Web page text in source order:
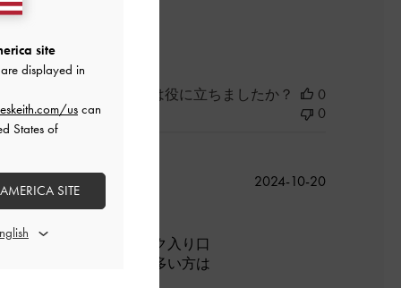
このレビューは役に立ちましたか？
0
0
も大満足ですが、バック入り口
大丈夫ですが、荷物が多い方は
公
2024-10-20
site
displayed in
uscan
States of
SITE